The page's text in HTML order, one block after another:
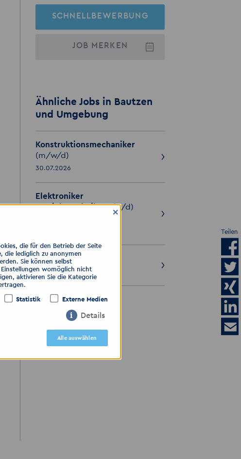
SCHNELLBEWERBUNG
JOB MERKEN
Ähnliche Jobs in Bautzen
und Umgebung
Konstruktionsmechaniker
(m/w/d)
30.07.2026
Elektroniker
Betriebstechnik(m/w/d)
CNC- Fräser
30.07.2026
ALLE ANZEIGEN
Teilen
×
die für den Betrieb der Seite
die lediglich zu anonymen
Sie können selbst
Einstellungen womöglich nicht
aktivieren Sie die Kategorie
Statistik Externe Medien
Details
Alle auswählen